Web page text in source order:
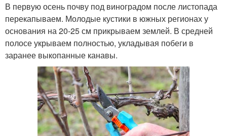
В первую осень почву под виноградом после листопада
перекапываем. Молодые кустики в южных регионах у
основания на 20-25 см прикрываем землей. В средней
полосе укрываем полностью, укладывая побеги в
заранее выкопанные канавы.